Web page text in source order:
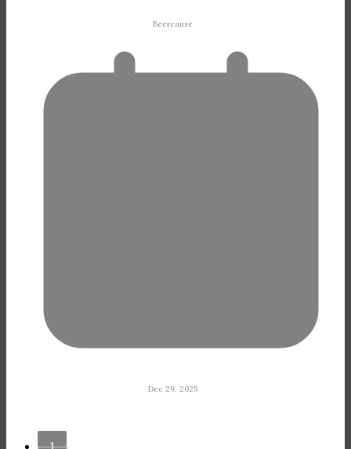
Beercause
Dec 29, 2025
1